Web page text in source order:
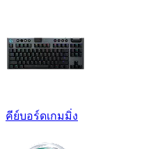
คีย์บอร์ดเกมมิ่ง